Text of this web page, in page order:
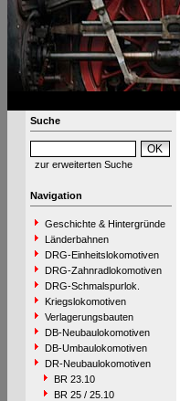
Suche
zur erweiterten Suche
Navigation
Geschichte & Hintergründe
Länderbahnen
DRG-Einheitslokomotiven
DRG-Zahnradlokomotiven
DRG-Schmalspurlok.
Kriegslokomotiven
Verlagerungsbauten
DB-Neubaulokomotiven
DB-Umbaulokomotiven
DR-Neubaulokomotiven
BR 23.10
BR 25 / 25.10